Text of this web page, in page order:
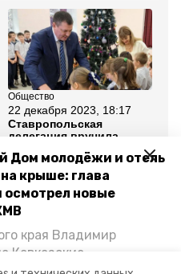
Дом молодёжи и отель
крыше: глава
осмотрел новые
края Владимир
Кавказские
Общество
22 декабря 2023, 18:17
Ставропольская
делегация вручила
детям Антрацитовского
района ЛНР сладкие
подарки